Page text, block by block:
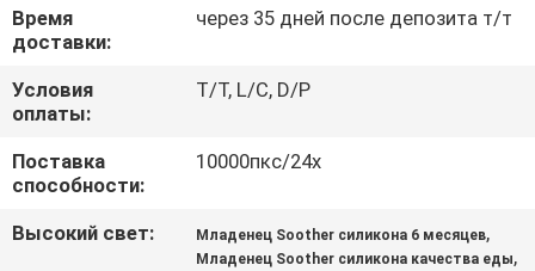
КОНТАКТНЫЕ
ДАННЫЕ
НОВОСТИ
ВСЕ
Время
доставки:
через 35 дней после депозита т/т
Условия
оплаты:
T/T, L/C, D/P
Поставка
способности:
10000пкс/24х
Высокий свет: Младенец Soother силикона 6 месяцев,
Младенец Soother силикона качества еды,